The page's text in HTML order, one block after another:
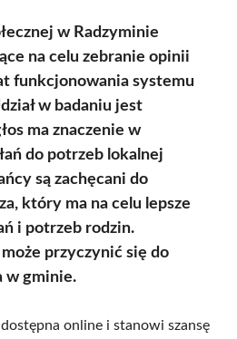
w Radzyminie
na celu zebranie opinii
funkcjonowania systemu
w badaniu jest
ma znaczenie w
do potrzeb lokalnej
są zachęcani do
który ma na celu lepsze
i potrzeb rodzin.
przyczynić się do
w gminie.
online i stanowi szansę